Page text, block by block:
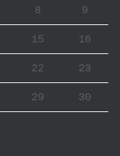
8 9
15 16
22 23
29 30